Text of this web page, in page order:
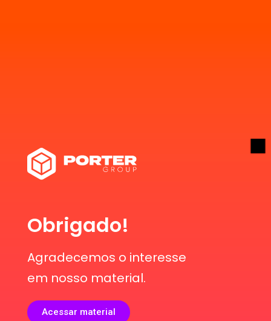
Obrigado!
Agradecemos o interesse
em nosso material.
Acessar material